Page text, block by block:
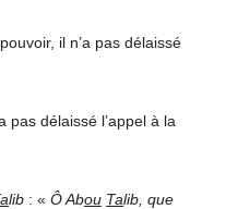
il n’a pas délaissé
pas délaissé l’appel à la
lib : « Ô Abou Talib, que